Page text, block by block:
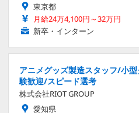
東京都
月給24万4,100円～32万円
新卒・インターン
アニメグッズ製造スタッフ/小
験歓迎/スピード選考
株式会社RIOT GROUP
愛知県